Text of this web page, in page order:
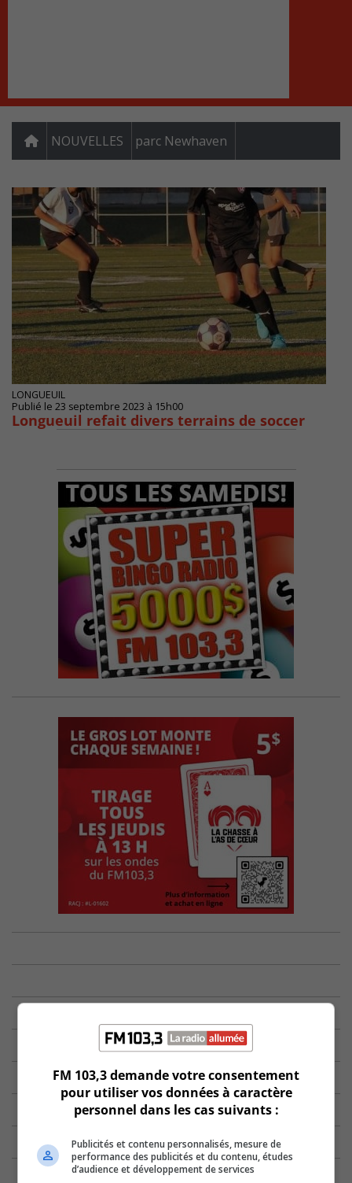
NOUVELLES parc Newhaven
LONGUEUIL
Publié le 23 septembre 2023 à 15h00
Longueuil refait divers terrains de soccer
FM 103,3 demande votre consentement
pour utiliser vos données à caractère
personnel dans les cas suivants :
Publicités et contenu personnalisés, mesure de
performance des publicités et du contenu, études
d’audience et développement de services